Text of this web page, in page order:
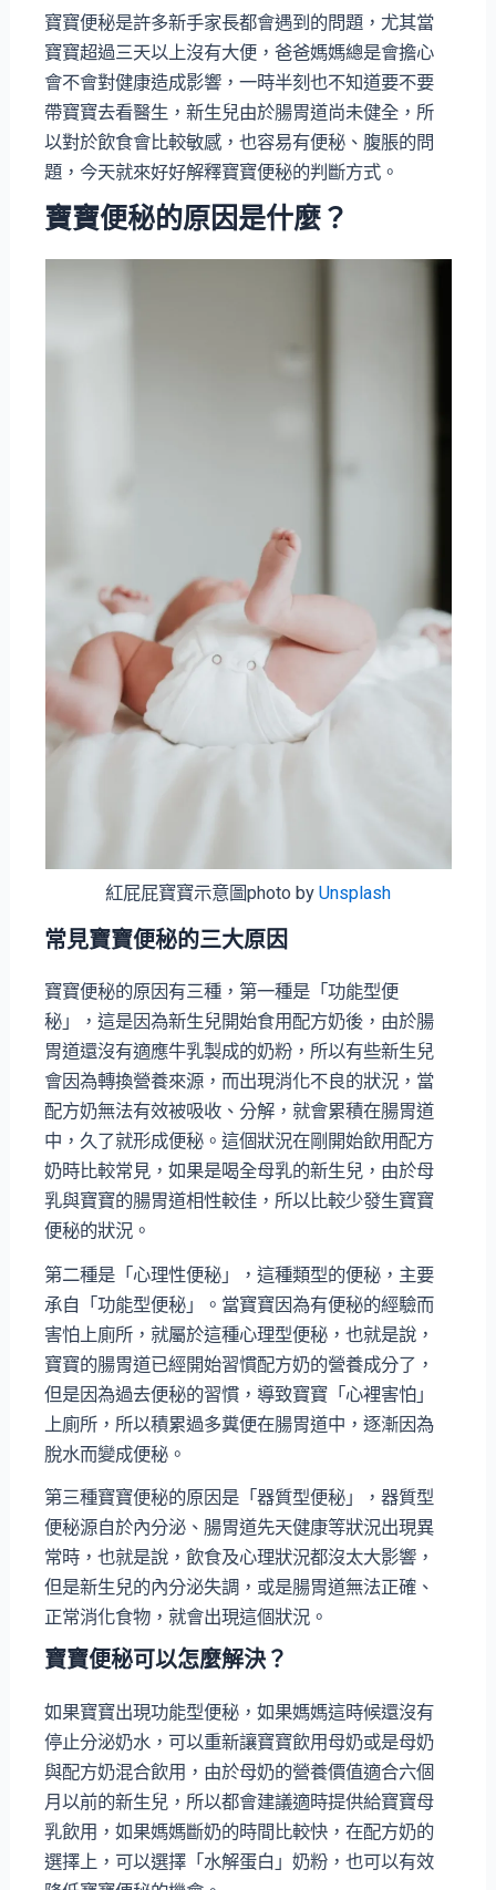
寶寶便秘是許多新手家長都會遇到的問題，尤其當
寶寶超過三天以上沒有大便，爸爸媽媽總是會擔心
會不會對健康造成影響，一時半刻也不知道要不要
帶寶寶去看醫生，新生兒由於腸胃道尚未健全，所
以對於飲食會比較敏感，也容易有便秘、腹脹的問
題，今天就來好好解釋寶寶便秘的判斷方式。
寶寶便秘的原因是什麼？
紅屁屁寶寶示意圖photo by Unsplash
常見寶寶便秘的三大原因
寶寶便秘的原因有三種，第一種是「功能型便
秘」，這是因為新生兒開始食用配方奶後，由於腸
胃道還沒有適應牛乳製成的奶粉，所以有些新生兒
會因為轉換營養來源，而出現消化不良的狀況，當
配方奶無法有效被吸收、分解，就會累積在腸胃道
中，久了就形成便秘。這個狀況在剛開始飲用配方
奶時比較常見，如果是喝全母乳的新生兒，由於母
乳與寶寶的腸胃道相性較佳，所以比較少發生寶寶
便秘的狀況。
第二種是「心理性便秘」，這種類型的便秘，主要
承自「功能型便秘」。當寶寶因為有便秘的經驗而
害怕上廁所，就屬於這種心理型便秘，也就是說，
寶寶的腸胃道已經開始習慣配方奶的營養成分了，
但是因為過去便秘的習慣，導致寶寶「心裡害怕」
上廁所，所以積累過多糞便在腸胃道中，逐漸因為
脫水而變成便秘。
第三種寶寶便秘的原因是「器質型便秘」，器質型
便秘源自於內分泌、腸胃道先天健康等狀況出現異
常時，也就是說，飲食及心理狀況都沒太大影響，
但是新生兒的內分泌失調，或是腸胃道無法正確、
正常消化食物，就會出現這個狀況。
寶寶便秘可以怎麼解決？
如果寶寶出現功能型便秘，如果媽媽這時候還沒有
停止分泌奶水，可以重新讓寶寶飲用母奶或是母奶
與配方奶混合飲用，由於母奶的營養價值適合六個
月以前的新生兒，所以都會建議適時提供給寶寶母
乳飲用，如果媽媽斷奶的時間比較快，在配方奶的
選擇上，可以選擇「水解蛋白」奶粉，也可以有效